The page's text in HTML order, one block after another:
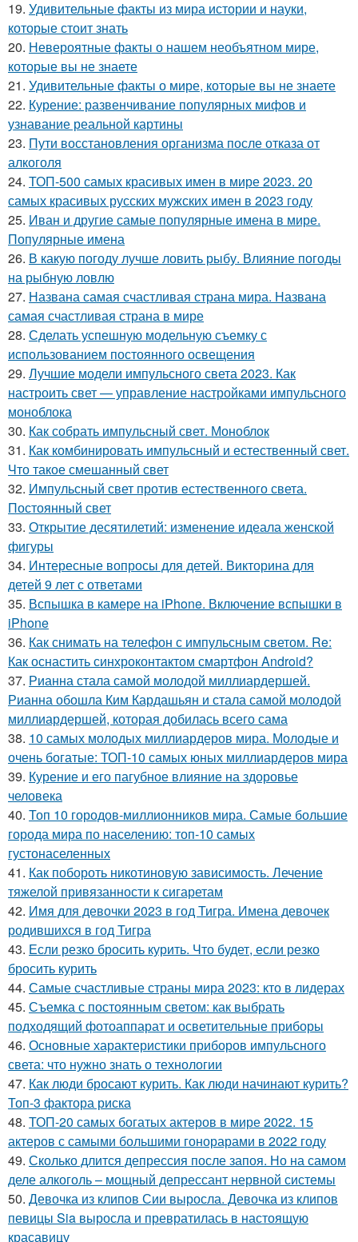
19. Удивительные факты из мира истории и науки,
которые стоит знать
20. Невероятные факты о нашем необъятном мире,
которые вы не знаете
21. Удивительные факты о мире, которые вы не знаете
22. Курение: развенчивание популярных мифов и
узнавание реальной картины
23. Пути восстановления организма после отказа от
алкоголя
24. ТОП-500 самых красивых имен в мире 2023. 20
самых красивых русских мужских имен в 2023 году
25. Иван и другие самые популярные имена в мире.
Популярные имена
26. В какую погоду лучше ловить рыбу. Влияние погоды
на рыбную ловлю
27. Названа самая счастливая страна мира. Названа
самая счастливая страна в мире
28. Сделать успешную модельную съемку с
использованием постоянного освещения
29. Лучшие модели импульсного света 2023. Как
настроить свет — управление настройками импульсного
моноблока
30. Как собрать импульсный свет. Моноблок
31. Как комбинировать импульсный и естественный свет.
Что такое смешанный свет
32. Импульсный свет против естественного света.
Постоянный свет
33. Открытие десятилетий: изменение идеала женской
фигуры
34. Интересные вопросы для детей. Викторина для
детей 9 лет с ответами
35. Вспышка в камере на iPhone. Включение вспышки в
iPhone
36. Как снимать на телефон с импульсным светом. Re:
Как оснастить синхроконтактом смартфон Android?
37. Рианна стала самой молодой миллиардершей.
Рианна обошла Ким Кардашьян и стала самой молодой
миллиардершей, которая добилась всего сама
38. 10 самых молодых миллиардеров мира. Молодые и
очень богатые: ТОП-10 самых юных миллиардеров мира
39. Курение и его пагубное влияние на здоровье
человека
40. Топ 10 городов-миллионников мира. Самые большие
города мира по населению: топ-10 самых
густонаселенных
41. Как побороть никотиновую зависимость. Лечение
тяжелой привязанности к сигаретам
42. Имя для девочки 2023 в год Тигра. Имена девочек
родившихся в год Тигра
43. Если резко бросить курить. Что будет, если резко
бросить курить
44. Самые счастливые страны мира 2023: кто в лидерах
45. Съемка с постоянным светом: как выбрать
подходящий фотоаппарат и осветительные приборы
46. Основные характеристики приборов импульсного
света: что нужно знать о технологии
47. Как люди бросают курить. Как люди начинают курить?
Топ-3 фактора риска
48. ТОП-20 самых богатых актеров в мире 2022. 15
актеров с самыми большими гонорарами в 2022 году
49. Сколько длится депрессия после запоя. Но на самом
деле алкоголь – мощный депрессант нервной системы
50. Девочка из клипов Сии выросла. Девочка из клипов
певицы Sia выросла и превратилась в настоящую
красавицу